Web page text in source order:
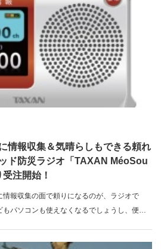
情報収集＆気晴らしもできる頼れ
ド防災ラジオ「TAXAN MéoSou
注開始！
報収集の面で頼りになるのが、ラジオで
パソコンも使えなくなるでしょうし、便利